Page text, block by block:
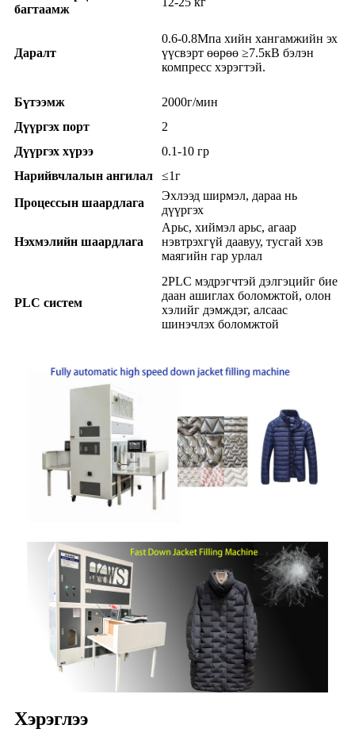
багтаамж
Даралт
0.6-0.8Мпа хийн хангамжийн эх
үүсвэрт өөрөө ≥7.5кВ бэлэн
компресс хэрэгтэй.
Бүтээмж
2000г/мин
Дүүргэх порт
2
Дүүргэх хүрээ
0.1-10 гр
Нарийвчлалын ангилал
≤1г
Процессын шаардлага
Эхлээд ширмэл, дараа нь
дүүргэх
Нэхмэлийн шаардлага
Арьс, хиймэл арьс, агаар
нэвтрэхгүй даавуу, тусгай хэв
маягийн гар урлал
PLC систем
2PLC мэдрэгчтэй дэлгэцийг бие
даан ашиглах боломжтой, олон
хэлийг дэмждэг, алсаас
шинэчлэх боломжтой
Хэрэглээ